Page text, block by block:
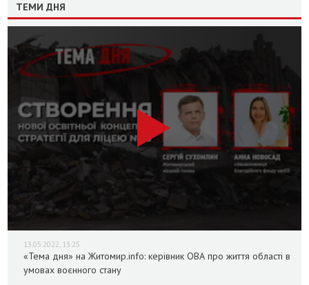
ТЕМИ ДНЯ
13.05.2022, 13:25
«Тема дня» на Житомир.info: керівник ОВА про життя області в
умовах воєнного стану